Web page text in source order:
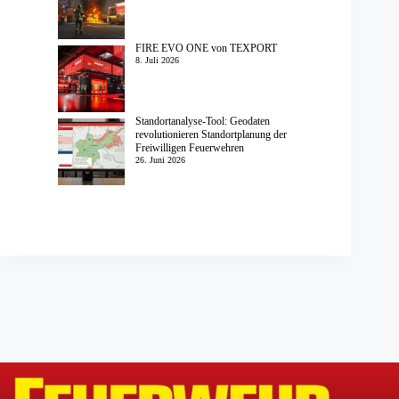
FIRE EVO ONE von TEXPORT
8. Juli 2026
Standortanalyse-Tool: Geodaten
revolutionieren Standortplanung der
Freiwilligen Feuerwehren
26. Juni 2026